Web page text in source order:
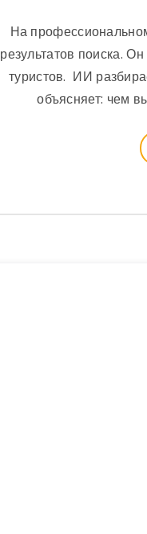
На
результатов поиска.
туристов. ИИ
объясняет: чем